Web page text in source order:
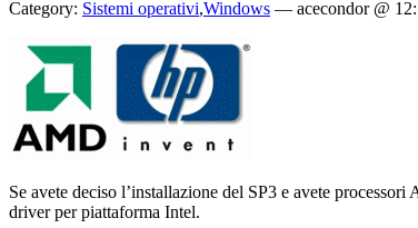
Category: Sistemi operativi,Windows — acecondor @
Se avete deciso l’installazione del SP3 e avete
driver per piattaforma Intel.